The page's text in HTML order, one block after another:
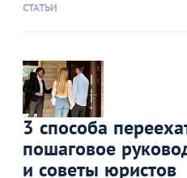
СТАТЬИ
3 способа
пошаговое
и советы юристов